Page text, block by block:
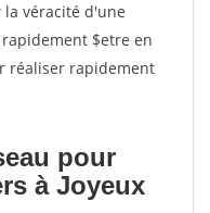
véracité d'une
$etre en
réaliser rapidement
pour
à Joyeux